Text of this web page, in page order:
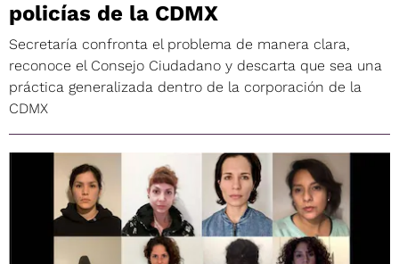
policías de la CDMX
Secretaría confronta el problema de manera clara,
reconoce el Consejo Ciudadano y descarta que sea una
práctica generalizada dentro de la corporación de la
CDMX